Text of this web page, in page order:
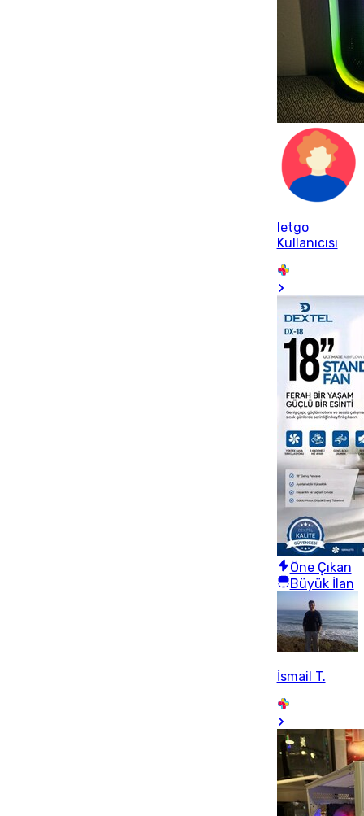
letgo
Kullanıcısı
Öne Çıkan
Büyük İlan
İsmail T.